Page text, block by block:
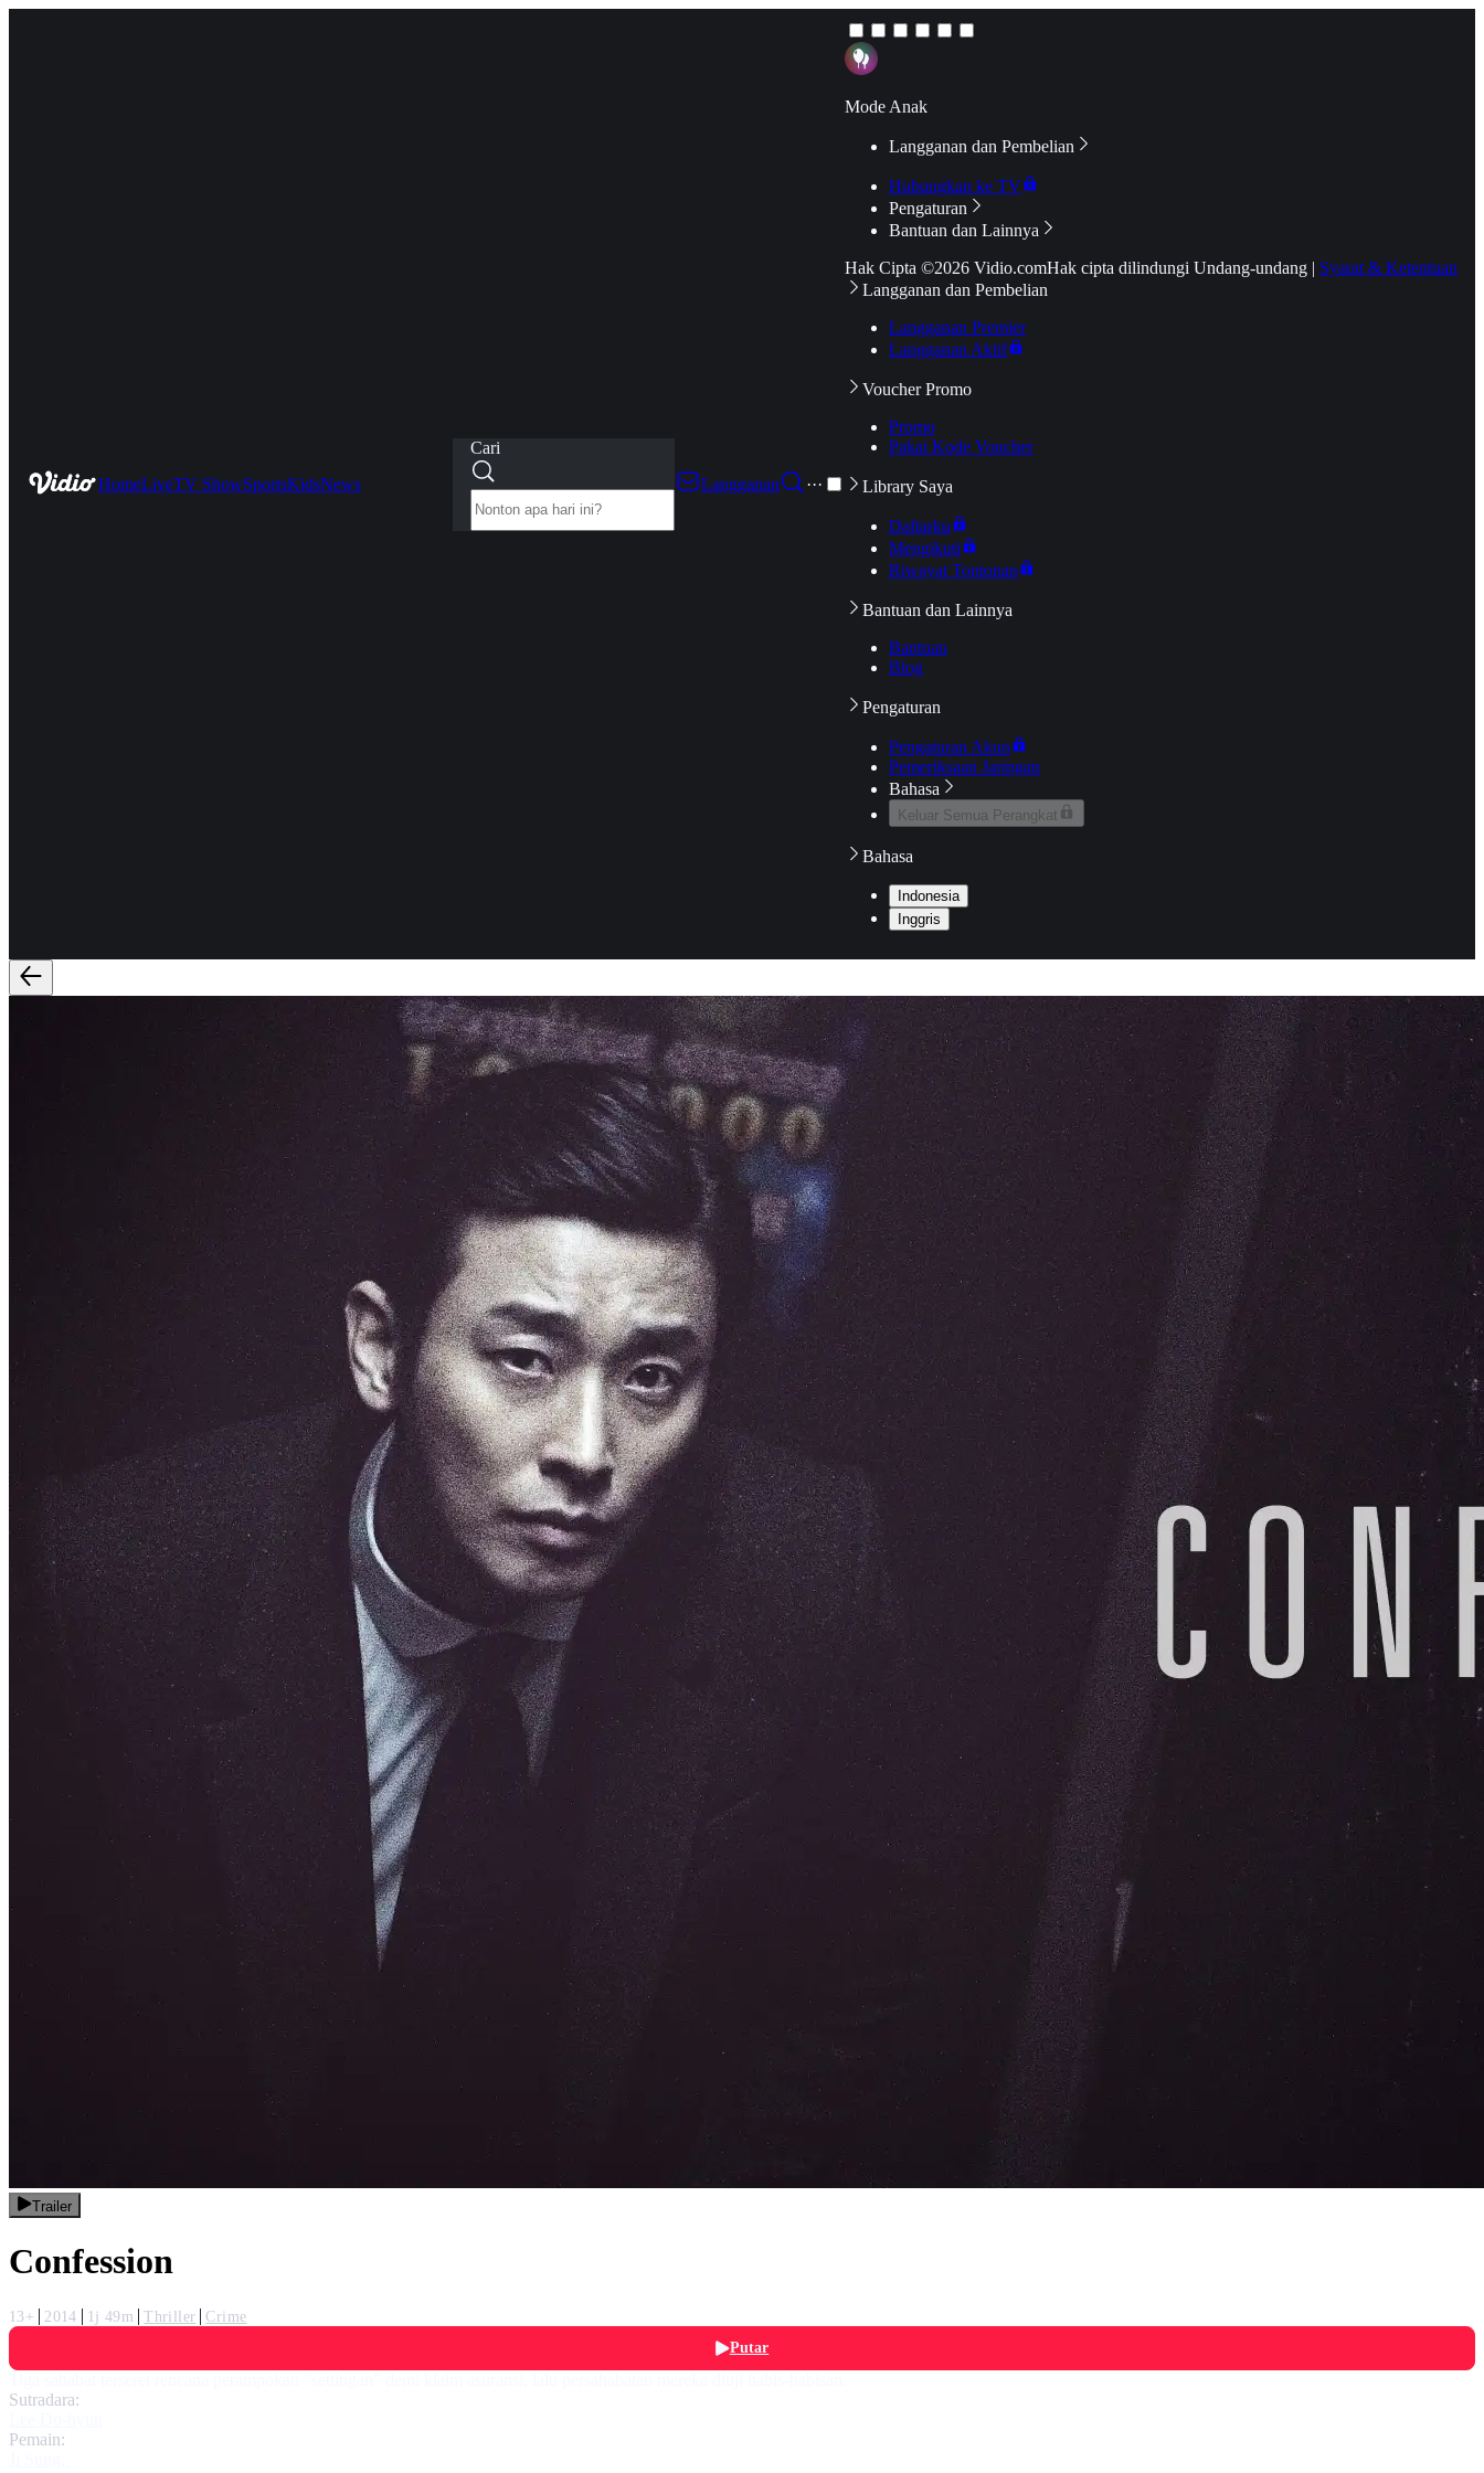
HomeLiveTV ShowSportsKidsNews
Cari
Langganan
···
Mode Anak
Langganan dan Pembelian
Hubungkan ke TV
Pengaturan
Bantuan dan Lainnya
Hak Cipta ©2026 Vidio.comHak cipta dilindungi Undang-undang | Syarat & Ketentuan
Langganan dan Pembelian
Langganan Premier
Langganan Aktif
Voucher Promo
Promo
Pakai Kode Voucher
Library Saya
Daftarku
Mengikuti
Riwayat Tontonan
Bantuan dan Lainnya
Bantuan
Blog
Pengaturan
Pengaturan Akun
Pemeriksaan Jaringan
Bahasa
Keluar Semua Perangkat
Bahasa
Indonesia
Inggris
Trailer
Confession
13+ 2014 1j 49m Thriller
Crime
Putar
Sutradara:
Pemain: